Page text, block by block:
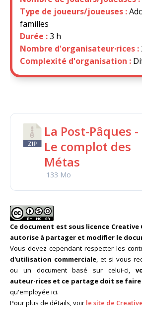
Type de joueurs/joueuses :
familles
Durée :3 h
Nombre d'organisateur·rices :
Complexité d'organisation :
La Post-Pâques -
Le complot des
Métas
133 Mo
Ce document est sous licence Creative
autorise à partager et modifier le
Vous devez cependant respecter les
d'utilisation commerciale, et si vous
ou un document basé sur celui-ci,
auteur·rices et ce partage doit se faire
qu'employée ici.
Pour plus de détails, voir le site de